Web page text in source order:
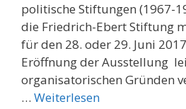
politische Stiftungen (1967-
die Friedrich-Ebert Stiftung
für den 28. oder 29. Juni
Eröffnung der Ausstellung
organisatorischen Gründen
… Weiterlesen